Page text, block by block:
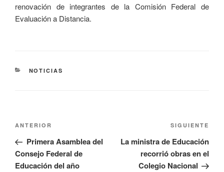
renovación de integrantes de la Comisión Federal de
Evaluación a Distancia.
NOTICIAS
ANTERIOR
Primera Asamblea del
Consejo Federal de
Educación del año
SIGUIENTE
La ministra de Educación
recorrió obras en el
Colegio Nacional